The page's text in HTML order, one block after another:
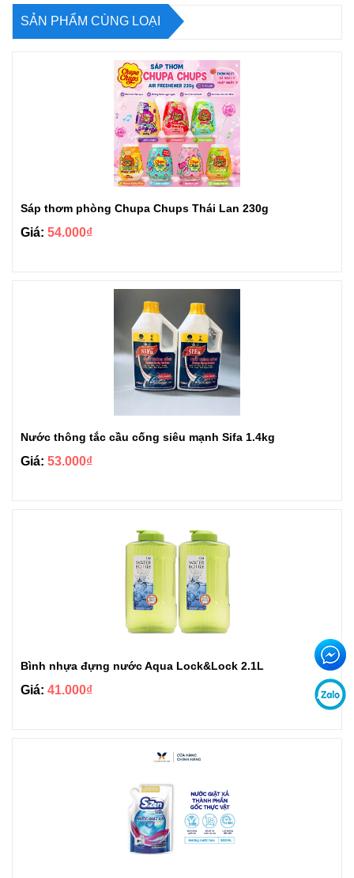
SẢN PHẨM CÙNG LOẠI
Sáp thơm phòng Chupa Chups Thái Lan 230g
Giá: 54.000₫
Nước thông tắc cầu cống siêu mạnh Sifa 1.4kg
Giá: 53.000₫
Bình nhựa đựng nước Aqua Lock&Lock 2.1L
Giá: 41.000₫